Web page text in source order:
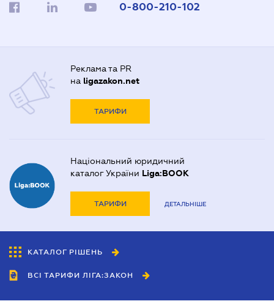
0-800-210-102
Реклама та PR
на ligazakon.net
ТАРИФИ
Національний юридичний
каталог України Liga:BOOK
ТАРИФИ ДЕТАЛЬНІШЕ
КАТАЛОГ РІШЕНЬ
ВСІ ТАРИФИ ЛІГА:ЗАКОН